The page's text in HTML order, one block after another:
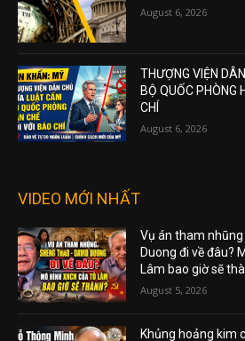
August 6, 2026
THƯỢNG VIỆN
BỘ QUỐC PHÒNG
CHÍ
August 6, 2026
VIDEO MỚI NHẤT
Vụ án tham
Duong đi về đâu?
Lâm bao giờ sẽ
August 5, 2026
Khủng hoảng kim